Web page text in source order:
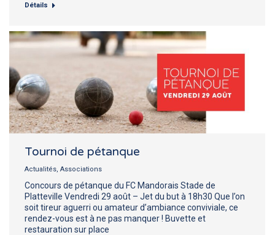
Détails
Tournoi de pétanque
Actualités, Associations
Concours de pétanque du FC Mandorais Stade de
Platteville Vendredi 29 août – Jet du but à 18h30 Que l’on
soit tireur aguerri ou amateur d’ambiance conviviale, ce
rendez-vous est à ne pas manquer ! Buvette et
restauration sur place